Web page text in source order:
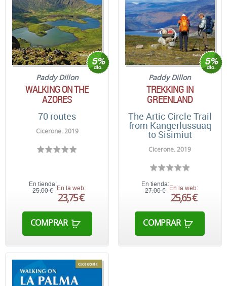
Paddy Dillon
WALKING ON THE
AZORES
70 routes
Cicerone. 2019
En tienda:
25,00 € En la web:
23,75 €
COMPRAR
Paddy Dillon
TREKKING IN
GREENLAND
The Artic Circle Trail
from Kangerlussuaq
to Sisimiut
Cicerone. 2019
En tienda:
27,00 € En la web:
25,65 €
COMPRAR